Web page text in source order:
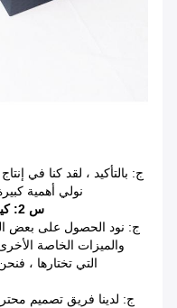
ج: بالتأكيد ، لقد كنا في
نولي أهمية
س 2: كيف يمكنني الحصول على عرض أسعار؟
ج: نود الحصول على بعض
والميزات الخاصة
التي تختارها ،
ج: لدينا فريق تصميم